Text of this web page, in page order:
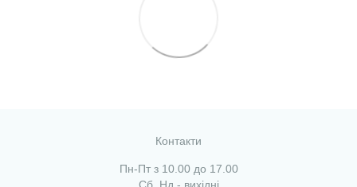
Контакти
Пн-Пт з 10.00 до 17.00
Сб, Нд - вихідні